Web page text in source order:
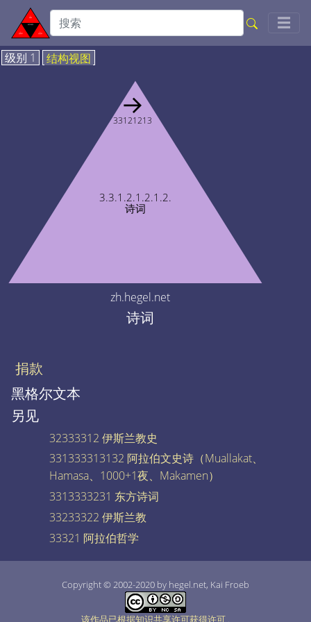
☰
级别 1 结构视图
3.3.1.2.1.2.1.2.
诗词
→
33121213
zh.hegel.net
诗词
捐款
黑格尔文本
另见
32333312 伊斯兰教史
331333313132 阿拉伯文史诗（Muallakat、
Hamasa、1000+1夜、Makamen）
3313333231 东方诗词
33233322 伊斯兰教
33321 阿拉伯哲学
Copyright © 2002-2020 by hegel.net, Kai Froeb
该作品已根据知识共享许可获得许可